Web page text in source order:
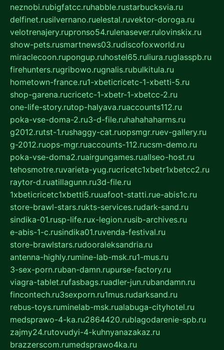
neznobi.rubigfatcc.ruhabble.rustarbucksvia.ru
delfinet.rusilvernano.ruelestal.ruvektor-doroga.ru
velotrenajery.rupronso54.rulenasever.rulovinskix.ru
show-pets.rusmartnews03.rudiscofoxworld.ru
miraclecoon.rupongup.ruhostel65.ruliura.ruglasspb.ru
firehunters.rugribowo.rugnalis.rubulkitula.ru
hometown-france.ru1-xbeticricetc-1-xbetti-5.ru
shop-garena.rucricetc-1-xbetr-1-xbetcc-2.ru
one-life-story.rutop-halyava.ruaccounts112.ru
poka-vse-doma-2.ru3-d-file.ruhahahaharms.ru
g2012.rutst-1.rushaggy-cat.ruopsmgr.ruev-gallery.ru
g-2012.ruops-mgr.ruaccounts-112.rucsm-demo.ru
poka-vse-doma2.ruairgungames.ruallseo-host.ru
tehosmotre.ruvarieta-yug.rucricetc1xbetr1xbetcc2.ru
raytor-d.ruatillagunn.ru3d-file.ru
1xbeticricetc1xbetti5.ruuafoot-statti.rue-abis1c.ru
store-brawl-stars.rukts-services.rudark-sand.ru
sindika-01.rusp-life.rux-legion.rusib-archives.ru
e-abis-1-c.rusindika01.ruvenda-festival.ru
store-brawlstars.rudooraleksandria.ru
antenna-highly.rumine-lab-msk.ru1-mus.ru
3-sex-porn.ruban-damn.rupurse-factory.ru
viagra-tablet.rufasbags.ruadler-jun.rubandamn.ru
fincontech.ru3sexporn.ru1mus.rudarksand.ru
rebus-toys.ruminelab-msk.rualabuga-cityhotel.ru
medsprawo-4-ka.ru2864420.rublagodarenie-spb.ru
zajmy24.rutovudyi-4-kuhnyanazakaz.ru
brazzerscom.rumedsprawo4ka.ru